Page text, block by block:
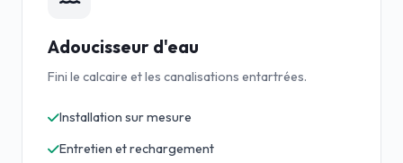
Adoucisseur d'eau
Fini le calcaire et les canalisations entartrées.
Installation sur mesure
Entretien et rechargement